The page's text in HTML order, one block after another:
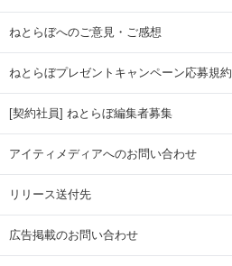
ねとらぼへのご意見・ご感想
ねとらぼプレゼントキャンペーン応募規約
[契約社員] ねとらぼ編集者募集
アイティメディアへのお問い合わせ
リリース送付先
広告掲載のお問い合わせ